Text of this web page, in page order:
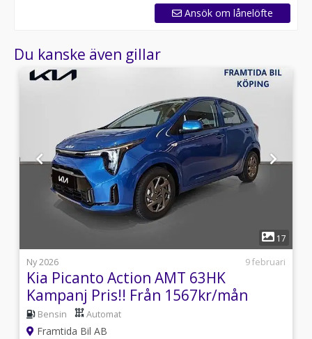
Ansök om lånelöfte
Du kanske även gillar
17
Ny 2026
9 februari
Kia Picanto Action AMT 63HK
Kampanj Pris!! Från 1567kr/mån
Bensin Automat
Framtida Bil AB